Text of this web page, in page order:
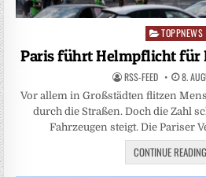
Posted
in
TOPPNEWS
Paris führt Helmpflicht für
RSS-FEED 8.
Vor allem in Großstädten flitzen
durch die Straßen. Doch die Zahl
Fahrzeugen steigt. Die Pariser
CONTINUE READING